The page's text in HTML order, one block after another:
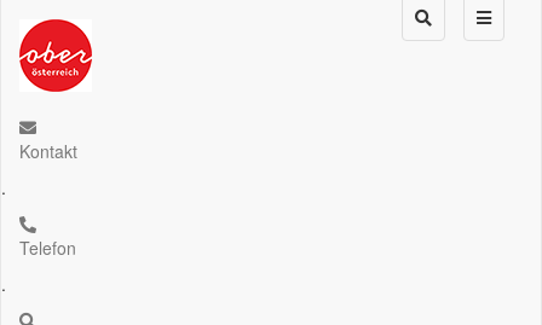
Kontakt
.
Telefon
.